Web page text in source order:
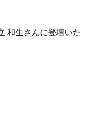
和生さんに登壇いた